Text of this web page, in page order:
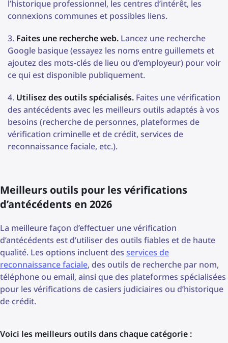
l’historique professionnel, les centres d’intérêt, les
connexions communes et possibles liens.
Faites une recherche web. Lancez une recherche
Google basique (essayez les noms entre guillemets et
ajoutez des mots-clés de lieu ou d’employeur) pour voir
ce qui est disponible publiquement.
Utilisez des outils spécialisés. Faites une vérification
des antécédents avec les meilleurs outils adaptés à vos
besoins (recherche de personnes, plateformes de
vérification criminelle et de crédit, services de
reconnaissance faciale, etc.).
Meilleurs outils pour les vérifications
d’antécédents en 2026
La meilleure façon d’effectuer une vérification
d’antécédents est d’utiliser des outils fiables et de haute
qualité. Les options incluent des services de
reconnaissance faciale, des outils de recherche par nom,
téléphone ou email, ainsi que des plateformes spécialisées
pour les vérifications de casiers judiciaires ou d’historique
de crédit.
Voici les meilleurs outils dans chaque catégorie :